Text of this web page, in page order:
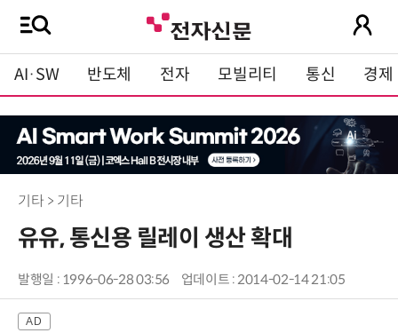
AI·SW 반도체 전자 모빌리티 통신 경제
기타 > 기타
유유, 통신용 릴레이 생산 확대
발행일 : 1996-06-28 03:56 업데이트 : 2014-02-14 21:05